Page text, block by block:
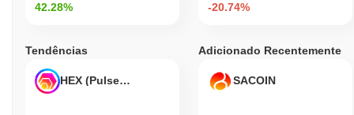
42.28% -20.74%
Tendências
HEX (Pulsechain)
Adicionado Recentemente
SACOIN